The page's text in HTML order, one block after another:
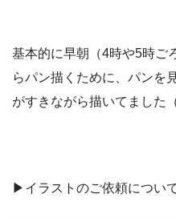
基本的に早朝（4時や5時ご
らパン描くために、パンを
がすきながら描いてました（
▶︎イラストのご依頼につい